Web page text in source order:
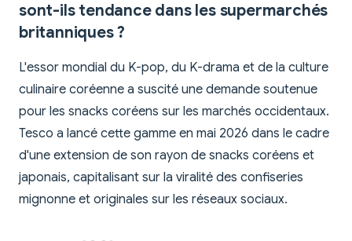
sont-ils tendance dans les supermarchés
britanniques ?
L'essor mondial du K-pop, du K-drama et de la culture
culinaire coréenne a suscité une demande soutenue
pour les snacks coréens sur les marchés occidentaux.
Tesco a lancé cette gamme en mai 2026 dans le cadre
d'une extension de son rayon de snacks coréens et
japonais, capitalisant sur la viralité des confiseries
mignonne et originales sur les réseaux sociaux.